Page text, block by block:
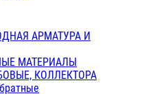
АРМАТУРА И
МАТЕРИАЛЫ
КОЛЛЕКТОРА